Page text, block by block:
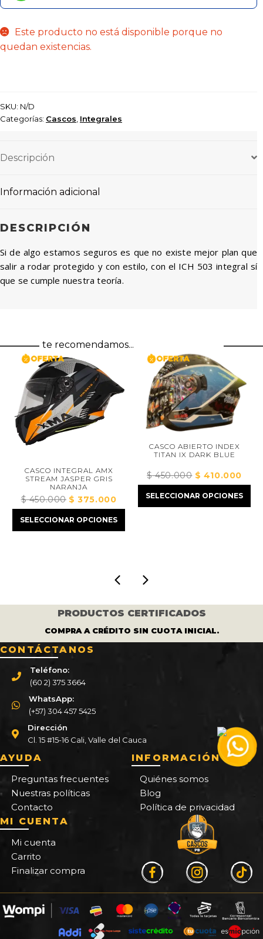
Este producto no está disponible porque no
quedan existencias.
SKU: N/D
Categorías: Cascos Integrales
Descripción
Información adicional
DESCRIPCIÓN
Si de algo estamos seguros es que no existe mejor plan que
salir a rodar protegido y con estilo, con el ICH 503 integral sí
que se cumple nuestra teoría.
te recomendamos...
CASCO INTEGRAL AMX
STREAM JASPER GRIS
NARANJA
$450.000El
precio
original
$375.000El
precio
actual
SELECCIONAR OPCIONES
CASCO ABIERTO INDEX
TITAN IX DARK BLUE
$450.000El
precio
original
$410.000El
precio
actual
SELECCIONAR OPCIONES
PRODUCTOS CERTIFICADOS
COMPRA A CRÉDITO SIN CUOTA INICIAL.
CONTÁCTANOS
Teléfono:
(60 2) 375 3664
WhatsApp:
(+57) 304 457 5425
Dirección
Cl. 15 #15-16 Cali, Valle del Cauca
AYUDA
Preguntas frecuentes
Nuestras políticas
Contacto
INFORMACIÓN
Quiénes somos
Blog
Política de privacidad
MI CUENTA
Mi cuenta
Carrito
Finalizar compra